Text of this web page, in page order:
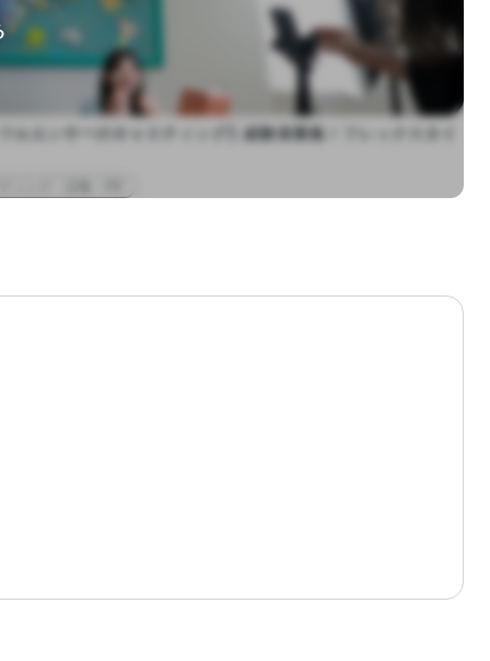
ルエンサーのキャスティング】経験者募集！フレックスタイ